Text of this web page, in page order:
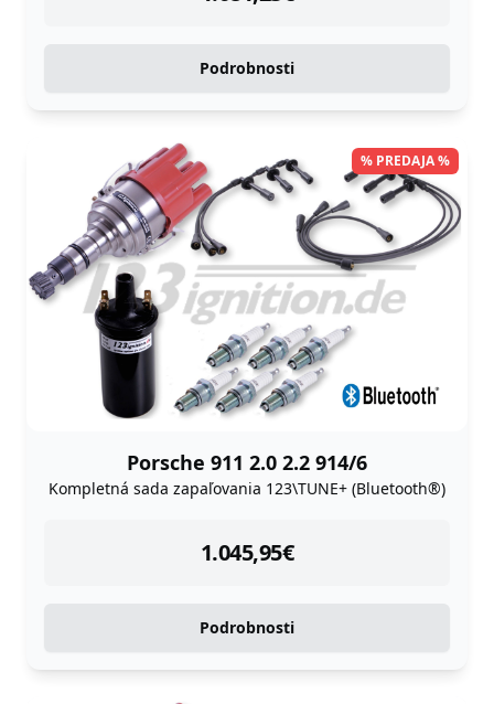
Podrobnosti
% PREDAJA %
Porsche 911 2.0 2.2 914/6
Kompletná sada zapaľovania 123\TUNE+ (Bluetooth®)
1.045,95€
instock
Podrobnosti